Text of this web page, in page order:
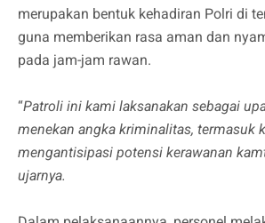
merupakan bentuk kehadiran Polri di
guna memberikan rasa aman dan
pada jam-jam rawan.
“Patroli ini kami laksanakan sebagai
menekan angka kriminalitas, termasuk
mengantisipasi potensi kerawanan
ujarnya.